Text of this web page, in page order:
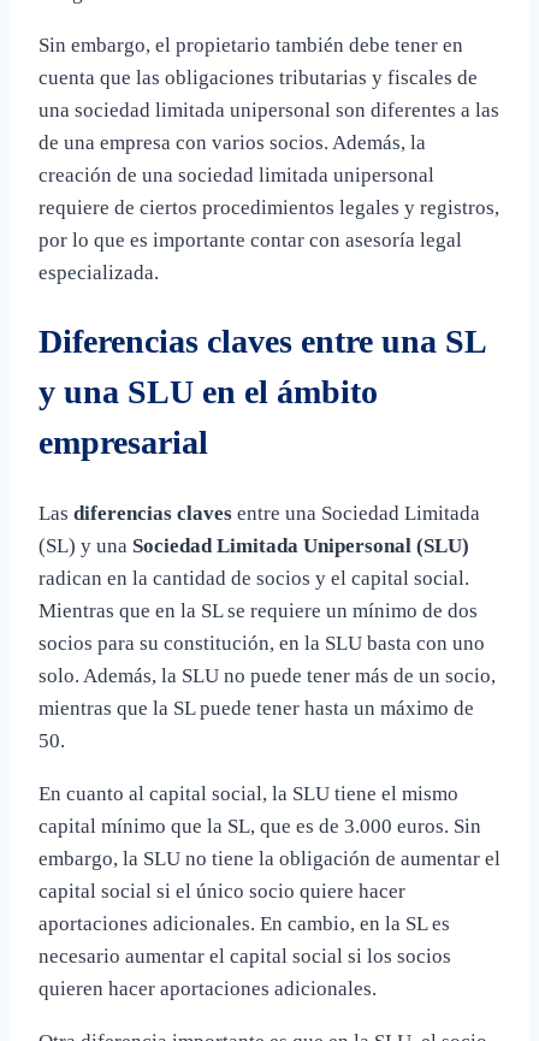
Sin embargo, el propietario también debe tener en
cuenta que las obligaciones tributarias y fiscales de
una sociedad limitada unipersonal son diferentes a las
de una empresa con varios socios. Además, la
creación de una sociedad limitada unipersonal
requiere de ciertos procedimientos legales y registros,
por lo que es importante contar con asesoría legal
especializada.
Diferencias claves entre una SL
y una SLU en el ámbito
empresarial
Las diferencias claves entre una Sociedad Limitada
(SL) y una Sociedad Limitada Unipersonal (SLU)
radican en la cantidad de socios y el capital social.
Mientras que en la SL se requiere un mínimo de dos
socios para su constitución, en la SLU basta con uno
solo. Además, la SLU no puede tener más de un socio,
mientras que la SL puede tener hasta un máximo de
50.
En cuanto al capital social, la SLU tiene el mismo
capital mínimo que la SL, que es de 3.000 euros. Sin
embargo, la SLU no tiene la obligación de aumentar el
capital social si el único socio quiere hacer
aportaciones adicionales. En cambio, en la SL es
necesario aumentar el capital social si los socios
quieren hacer aportaciones adicionales.